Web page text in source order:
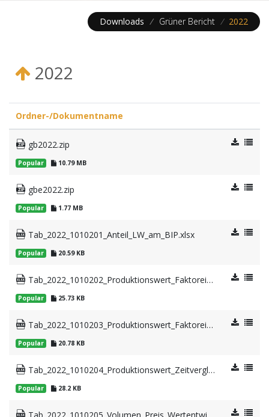
Downloads / Grüner Bericht / 2022
2022
Ordner-/Dokumentname
gb2022.zip
Popular 10.79 MB
gbe2022.zip
Popular 1.77 MB
Tab_2022_1010201_Anteil_LW_am_BIP.xlsx
Popular 20.59 KB
Tab_2022_1010202_Produktionswert_Faktoreinkommen_LW.xlsx
Popular 25.73 KB
Tab_2022_1010203_Produktionswert_Faktoreinkommen_FW.xlsx
Popular 20.78 KB
Tab_2022_1010204_Produktionswert_Zeitvergleich.xlsx
Popular 28.2 KB